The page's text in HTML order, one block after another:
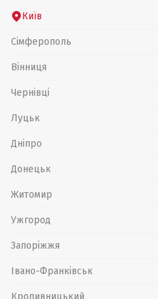
Київ
Сімферополь
Вінниця
Чернівці
Луцьк
Дніпро
Донецьк
Житомир
Ужгород
Запоріжжя
Івано-Франківськ
Кропивницький